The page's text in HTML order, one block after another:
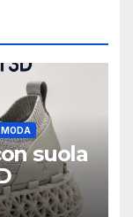
MODA
suola